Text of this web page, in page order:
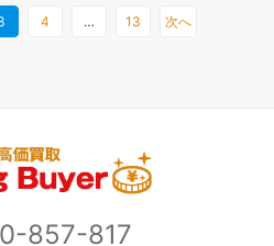
4 … 13 次へ
857-817